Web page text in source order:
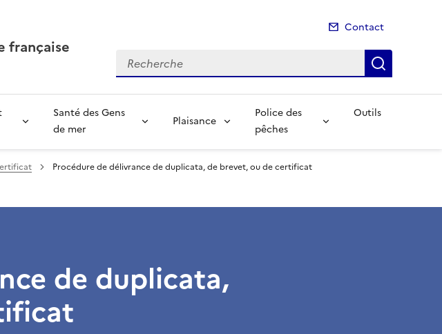
française
Contact
Recherche
Santé des Gens
de mer
Plaisance
Police des
pêches
Outils
Procédure de délivrance de duplicata, de brevet, ou de certificat
de duplicata,